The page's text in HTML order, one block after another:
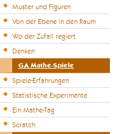
Muster und Figuren
Von der Ebene in den Raum
Wo der Zufall regiert
Denken
GA Mathe-Spiele
Spiele-Erfahrungen
Statistische Experimente
Ein Mathe-Tag
Scratch